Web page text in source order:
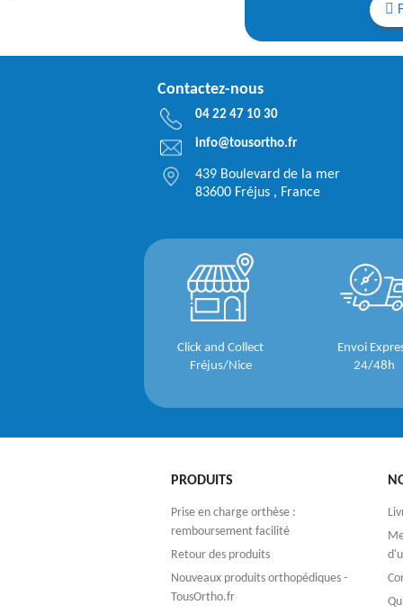
Contactez-nous
04 22 47 10 30
info@tousortho.fr
439 Boulevard de la mer
83600 Fréjus , France
Click and Collect
Fréjus/Nice
Envoi
24/48h
PRODUITS
Prise en charge orthèse :
remboursement facilité
Retour des produits
Nouveaux produits orthopédiques -
TousOrtho.fr